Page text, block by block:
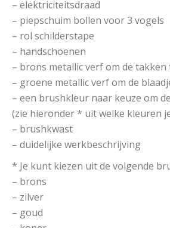
– elektriciteitsdraad
– piepschuim bollen voor 3 vogels
– rol schilderstape
– handschoenen
– brons metallic verf om de
– groene metallic verf om de
– een brushkleur naar keuze om
(zie hieronder * uit welke kleuren
– brushkwast
– duidelijke werkbeschrijving
* Je kunt kiezen uit de volgende
– brons
– zilver
– goud